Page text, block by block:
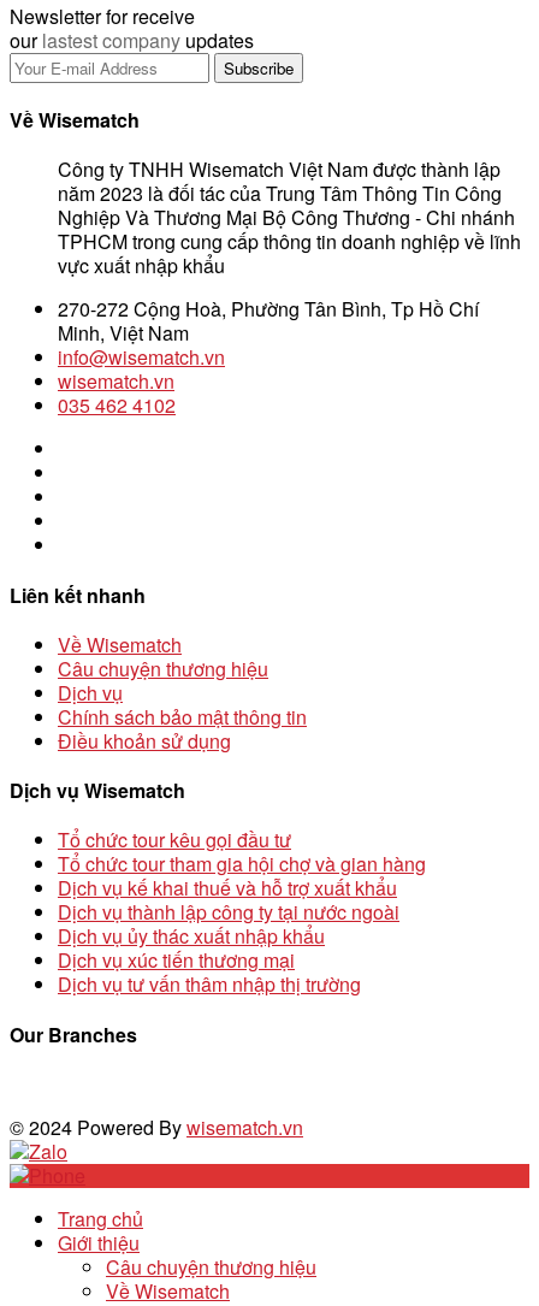
Newsletter for receive
ourlastest company updates
Về Wisematch
Công ty TNHH Wisematch Việt Nam được thành lập
năm 2023 là đối tác của Trung Tâm Thông Tin Công
Nghiệp Và Thương Mại Bộ Công Thương - Chi nhánh
TPHCM trong cung cấp thông tin doanh nghiệp về lĩnh
vực xuất nhập khẩu
270-272 Cộng Hoà, Phường Tân Bình, Tp Hồ Chí
Minh, Việt Nam
info@wisematch.vn
wisematch.vn
035 462 4102
Liên kết nhanh
Về Wisematch
Câu chuyện thương hiệu
Dịch vụ
Chính sách bảo mật thông tin
Điều khoản sử dụng
Dịch vụ Wisematch
Tổ chức tour kêu gọi đầu tư
Tổ chức tour tham gia hội chợ và gian hàng
Dịch vụ kế khai thuế và hỗ trợ xuất khẩu
Dịch vụ thành lập công ty tại nước ngoài
Dịch vụ ủy thác xuất nhập khẩu
Dịch vụ xúc tiến thương mại
Dịch vụ tư vấn thâm nhập thị trường
Our Branches
© 2024 Powered Bywisematch.vn
Trang chủ
Giới thiệu
Câu chuyện thương hiệu
Về Wisematch